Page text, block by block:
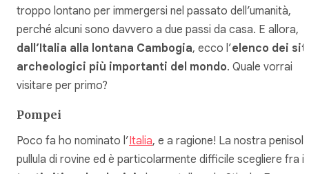
troppo lontano per immergersi nel passato dell’umanità,
perché alcuni sono davvero a due passi da casa. E allora,
dall’Italia alla lontana Cambogia, ecco l’elenco dei siti
archeologici più importanti del mondo. Quale vorrai
visitare per primo?
Pompei
Poco fa ho nominato l’Italia, e a ragione! La nostra penisola
pullula di rovine ed è particolarmente difficile scegliere fra i